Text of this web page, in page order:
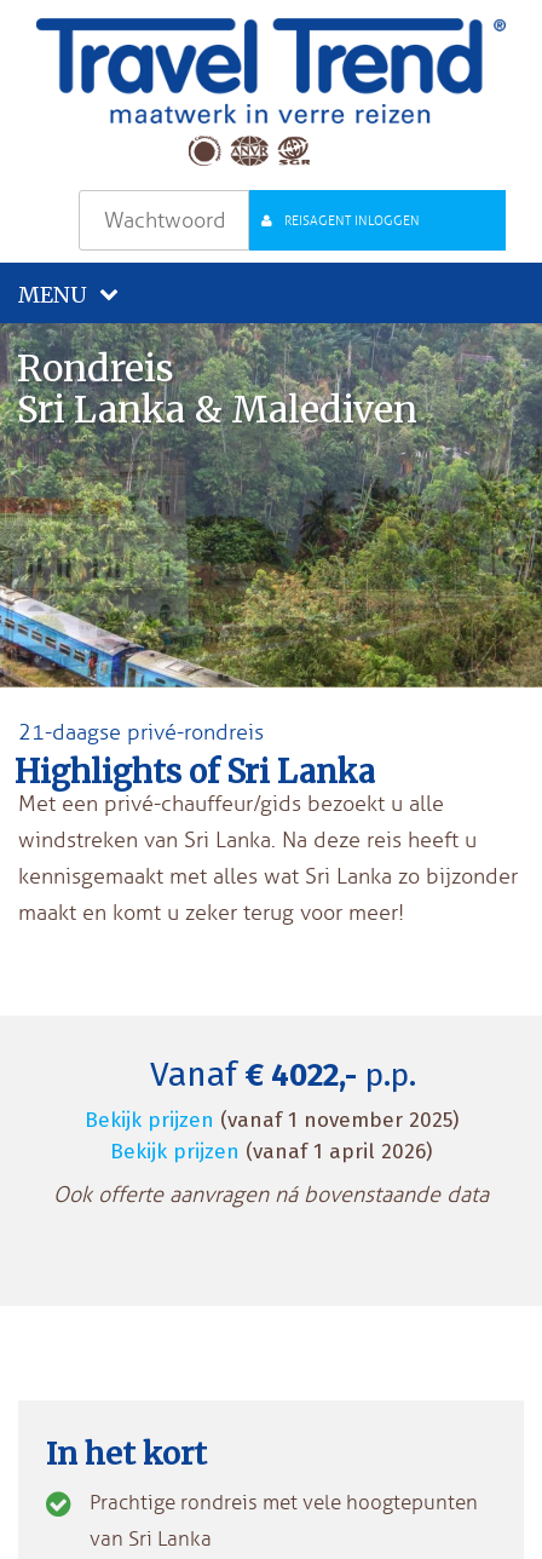
REISAGENT INLOGGEN
MENU
Rondreis
Sri Lanka & Malediven
21-daagse privé-rondreis
Highlights of Sri Lanka
Met een privé-chauffeur/gids bezoekt u alle
windstreken van Sri Lanka. Na deze reis heeft u
kennisgemaakt met alles wat Sri Lanka zo bijzonder
maakt en komt u zeker terug voor meer!
Vanaf€ 4022,- p.p.
Bekijk prijzen (vanaf 1 november 2025)
Bekijk prijzen (vanaf 1 april 2026)
Ook offerte aanvragen ná bovenstaande data
In het kort
Prachtige rondreis met vele hoogtepunten
van Sri Lanka